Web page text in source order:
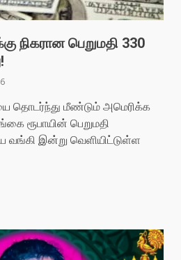
நிகரான பெறுமதி 330
தொடர்ந்து மீண்டும் அமெரிக்க
ரூபாயின் பெறுமதி
வங்கி இன்று வெளியிட்டுள்ள